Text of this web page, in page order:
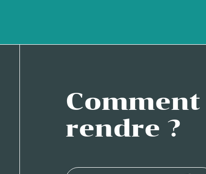
Comment
rendre ?